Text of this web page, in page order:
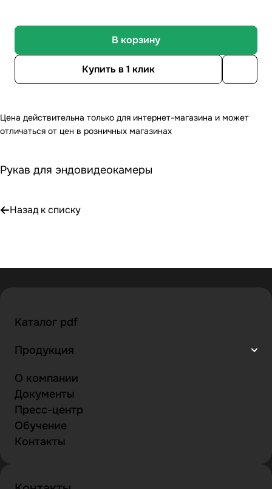
В корзину
Купить в 1 клик
Цена действительна только для интернет-магазина и может
отличаться от цен в розничных магазинах
Рукав для эндовидеокамеры
Назад к списку
Каталог pdf
Продукция
О компании
Документы
Пресс-центр
Обучение
Контакты